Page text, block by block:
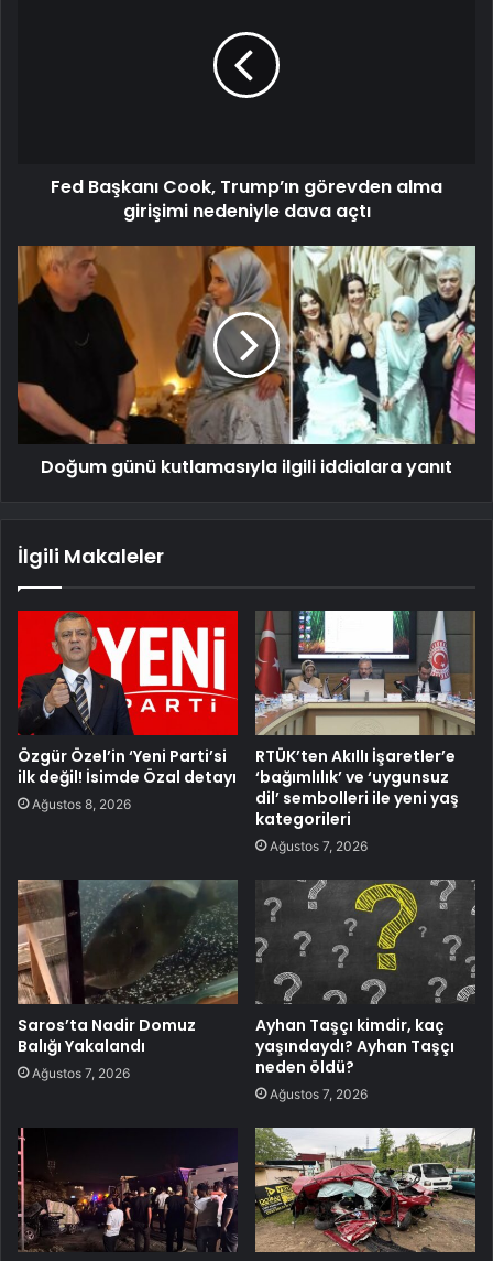
Fed Başkanı Cook, Trump’ın görevden alma
girişimi nedeniyle dava açtı
Doğum günü kutlamasıyla ilgili iddialara yanıt
İlgili Makaleler
Özgür Özel’in ‘Yeni Parti’si
ilk değil! İsimde Özal detayı
Ağustos 8, 2026
RTÜK’ten Akıllı İşaretler’e
‘bağımlılık’ ve ‘uygunsuz
dil’ sembolleri ile yeni yaş
kategorileri
Ağustos 7, 2026
Saros’ta Nadir Domuz
Balığı Yakalandı
Ağustos 7, 2026
Ayhan Taşçı kimdir, kaç
yaşındaydı? Ayhan Taşçı
neden öldü?
Ağustos 7, 2026